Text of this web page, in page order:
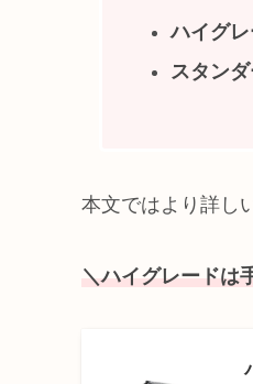
ハイグレ
スタンダ
本文ではより詳し
＼ハイグレードは